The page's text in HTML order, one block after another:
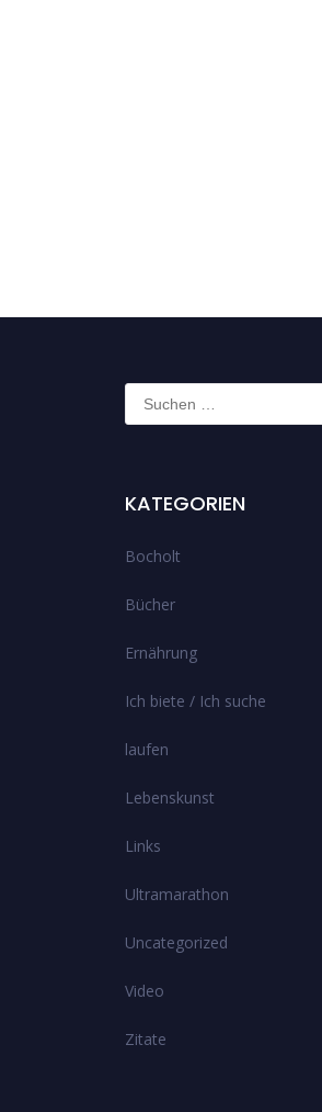
Suchen
nach:
KATEGORIEN
Bocholt
Bücher
Ernährung
Ich biete / Ich suche
laufen
Lebenskunst
Links
Ultramarathon
Uncategorized
Video
Zitate